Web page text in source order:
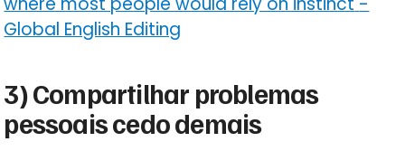
Global English Editing
3) Compartilhar problemas
pessoais cedo demais